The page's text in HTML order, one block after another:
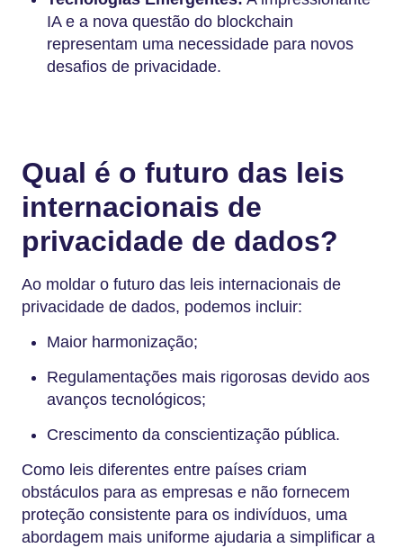
IA e a nova questão do blockchain
representam uma necessidade para novos
desafios de privacidade.
Qual é o futuro das leis
internacionais de
privacidade de dados?
Ao moldar o futuro das leis internacionais de
privacidade de dados, podemos incluir:
Maior harmonização;
Regulamentações mais rigorosas devido aos
avanços tecnológicos;
Crescimento da conscientização pública.
Como leis diferentes entre países criam
obstáculos para as empresas e não fornecem
proteção consistente para os indivíduos, uma
abordagem mais uniforme ajudaria a simplificar a